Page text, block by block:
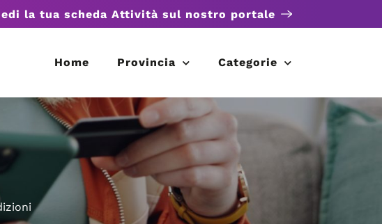
la tua scheda Attività sul nostro portale
Home Provincia Categorie